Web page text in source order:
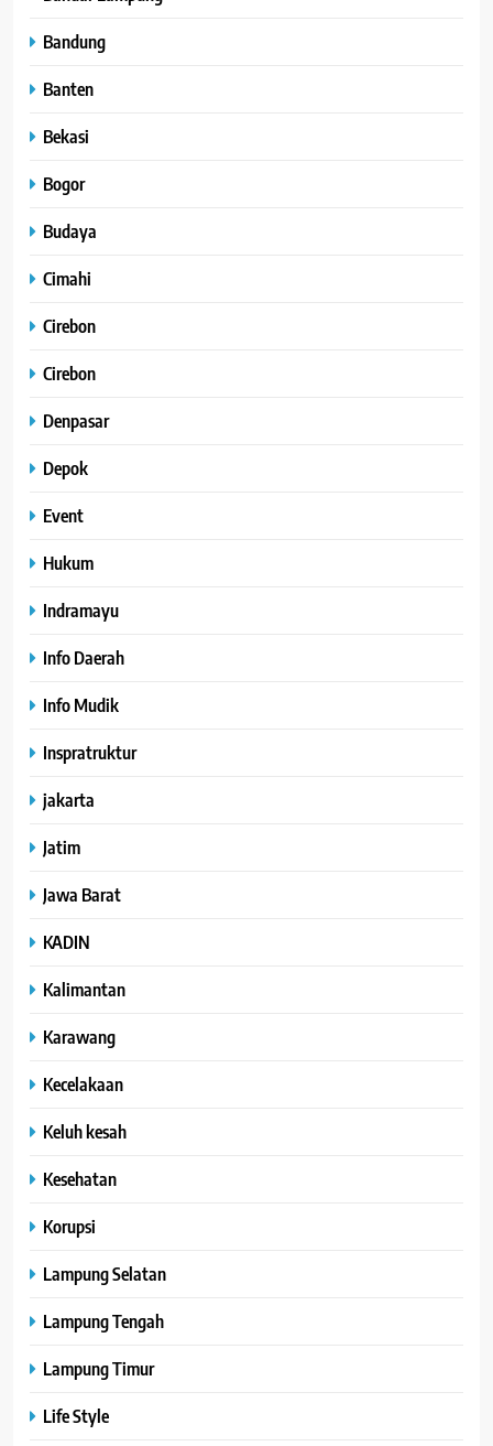
Bandung
Banten
Bekasi
Bogor
Budaya
Cimahi
Cirebon
Cirebon
Denpasar
Depok
Event
Hukum
Indramayu
Info Daerah
Info Mudik
Inspratruktur
jakarta
Jatim
Jawa Barat
KADIN
Kalimantan
Karawang
Kecelakaan
Keluh kesah
Kesehatan
Korupsi
Lampung Selatan
Lampung Tengah
Lampung Timur
Life Style